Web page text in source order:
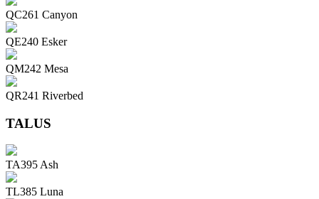
QC261 Canyon
QE240 Esker
QM242 Mesa
QR241 Riverbed
TALUS
TA395 Ash
TL385 Luna